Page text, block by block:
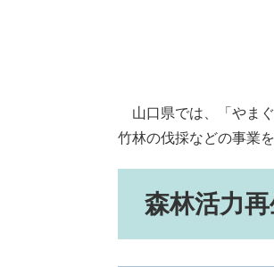
山口県では、「やま
竹林の伐採などの事業
森林活力